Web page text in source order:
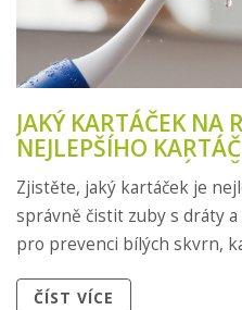
JAKÝ KARTÁČEK NA
NEJLEPŠÍHO
ORTODONTICKÉ
Zjistěte, jaký kartáček je
správně čistit zuby s dráty
pro prevenci bílých skvrn,
ČÍST VÍCE